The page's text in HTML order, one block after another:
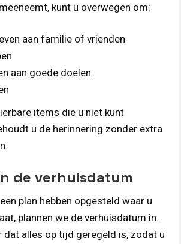
kunt u overwegen om:
aan familie of vrienden
aan goede doelen
items die u niet kunt
u de herinnering zonder extra
de verhuisdatum
plan hebben opgesteld waar u
plannen we de verhuisdatum in.
dat alles op tijd geregeld is, zodat u